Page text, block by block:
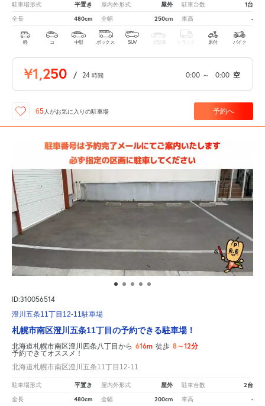
駐車場形式 平置き 屋内外形式 屋外 駐車台数 1台
全長 480cm 全幅 250cm 車高 -
軽 コ 中型 ボックス SUV 大型車 トラック 原付 バイク
¥1,250 / 24 時間 0:00 ～ 0:00 空
65 人がお気に入りの駐車場 予約へ
ID:310056514
澄川五条11丁目12-11駐車場
札幌市南区澄川五条11丁目の予約できる駐車場！
北海道札幌市南区澄川四条八丁目から 616m 徒歩 8～12分
予約できてオススメ！
北海道札幌市南区澄川五条11丁目12-11
駐車場形式 平置き 屋内外形式 屋外 駐車台数 2台
全長 480cm 全幅 200cm 車高 -